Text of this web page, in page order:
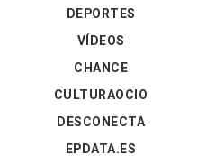
DEPORTES
VÍDEOS
CHANCE
CULTURAOCIO
DESCONECTA
EPDATA.ES